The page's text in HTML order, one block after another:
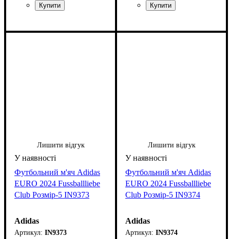
Лишити відгук
Футбольний м'яч Adidas
EURO 2024 Fussballliebe
Club Розмір-5 IN9373
Adidas
IN9373
Лишити відгук
Футбольний м'яч Adidas
EURO 2024 Fussballliebe
Club Розмір-5 IN9374
Adidas
IN9374